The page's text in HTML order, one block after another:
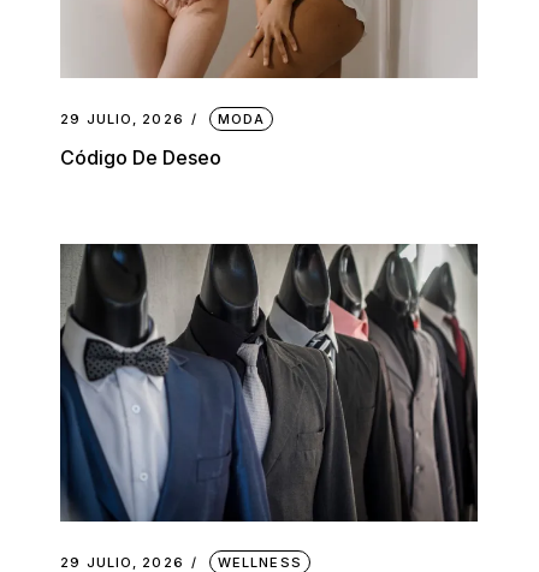
29 JULIO, 2026 MODA
Código De Deseo
29 JULIO, 2026 WELLNESS